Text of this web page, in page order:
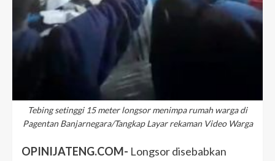
Tebing setinggi 15 meter longsor menimpa rumah warga di
Pagentan Banjarnegara/Tangkap Layar rekaman Video Warga
OPINIJATENG.COM- Longsor disebabkan